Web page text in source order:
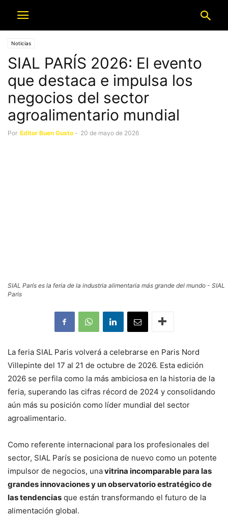
Noticias
SIAL PARÍS 2026: El evento
que destaca e impulsa los
negocios del sector
agroalimentario mundial
Por Editor Buen Gusto - 20 de mayo de 2026
SIAL París es la feria de la industria alimentaria más grande del mundo - SIAL
Paris
La feria SIAL Paris volverá a celebrarse en Paris Nord
Villepinte del 17 al 21 de octubre de 2026. Esta edición
2026 se perfila como la más ambiciosa en la historia de la
feria, superando las cifras récord de 2024 y consolidando
aún más su posición como líder mundial del sector
agroalimentario.
Como referente internacional para los profesionales del
sector, SIAL París se posiciona de nuevo como un potente
impulsor de negocios, unavitrina incomparable para las
grandes innovaciones y un observatorio estratégico de
las tendencias que están transformando el futuro de la
alimentación global.